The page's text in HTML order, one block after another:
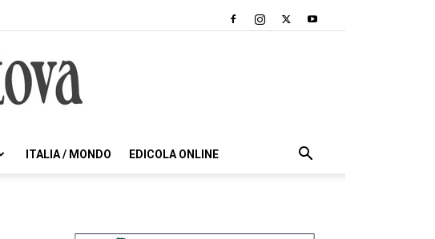
ITALIA / MONDO EDICOLA ONLINE